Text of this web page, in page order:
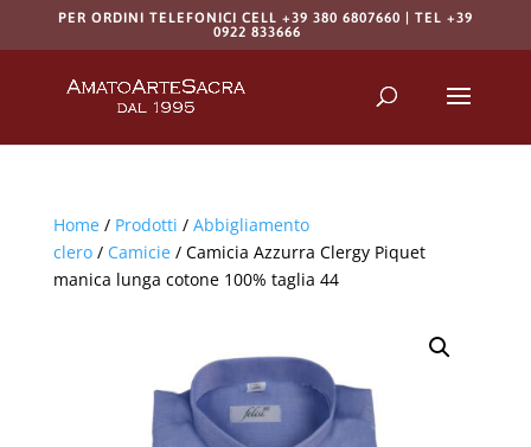
PER ORDINI TELEFONICI CELL +39 380 6807660 | TEL +39
0922 833666
Home/ Prodotti / Abbigliamento
clero/ Camicie/ Camicia Azzurra Clergy Piquet
manica lunga cotone 100% taglia 44